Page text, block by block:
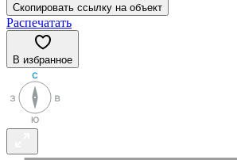
Скопировать ссылку на объект
Распечатать
В избранное